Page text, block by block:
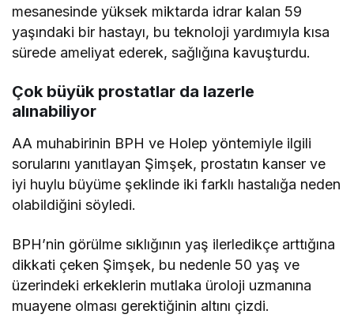
mesanesinde yüksek miktarda idrar kalan 59
yaşındaki bir hastayı, bu teknoloji yardımıyla kısa
sürede ameliyat ederek, sağlığına kavuşturdu.
Çok büyük prostatlar da lazerle
alınabiliyor
AA muhabirinin BPH ve Holep yöntemiyle ilgili
sorularını yanıtlayan Şimşek, prostatın kanser ve
iyi huylu büyüme şeklinde iki farklı hastalığa neden
olabildiğini söyledi.
BPH’nin görülme sıklığının yaş ilerledikçe arttığına
dikkati çeken Şimşek, bu nedenle 50 yaş ve
üzerindeki erkeklerin mutlaka üroloji uzmanına
muayene olması gerektiğinin altını çizdi.